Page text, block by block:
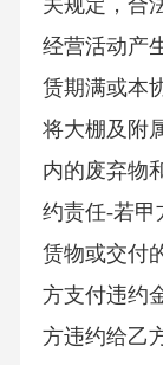
关规定，合
经营活动产
赁期满或本
将大棚及附
内的废弃物
约责任-若甲
赁物或交付
方支付违约
方违约给乙